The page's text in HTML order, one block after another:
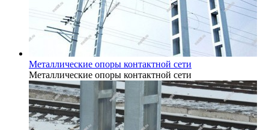
Металлические опоры контактной сети
Металлические опоры контактной сети